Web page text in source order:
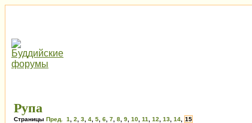
Рупа
Страницы Пред. 1 2 3 4 5 6 7 8 9 10 11 12 13 14 15